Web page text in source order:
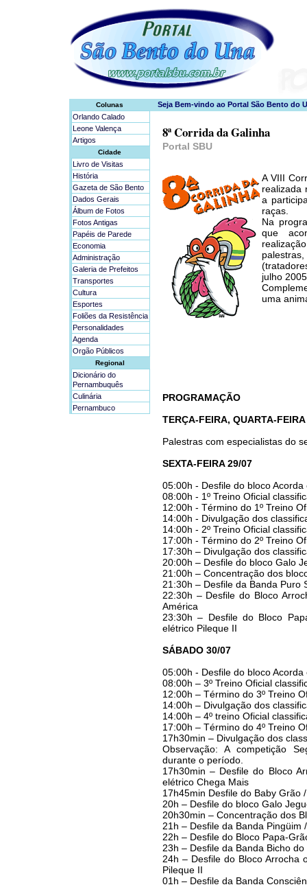
Colunas
Orlando Calado
Leone Valença
Artigos
Cidade
Livro de Visitas
História
Gazeta de São Bento
Dados Gerais
Álbum de Fotos
Fotos Antigas
Papéis de Parede
Economia
Administração
Galeria de Prefeitos
Transportes
Cultura
Esportes
Foliões da Resistência
Personalidades
Agenda
Orgão Públicos
Regional
Dicionário do
Pernambuquês
Culinária
Pernambuco
8ª Corrida da Galinha
Portal SBU
A VIII
realizada
a
raças.
Na
que
julho
uma
PROGRAMAÇÃO
TERÇA-FEIRA, QUARTA-
Palestras com especialistas do
SEXTA-FEIRA 29/07
05:00h - Desfile do bloco
08:00h - 1º Treino Oficial
12:00h - Término do 1º Treino
14:00h - Divulgação dos
14:00h - 2º Treino Oficial
17:00h - Término do 2º Treino
17:30h – Divulgação dos
20:00h – Desfile do bloco Galo
21:00h – Concentração dos
21:30h – Desfile da Banda Puro
22:30h – Desfile do Bloco
América
23:30h – Desfile do Bloco
elétrico Pileque II
SÁBADO 30/07
05:00h - Desfile do bloco
08:00h – 3º Treino Oficial
12:00h – Término do 3º Treino
14:00h – Divulgação dos
14:00h – 4º treino Oficial
17:00h – Término do 4º Treino
17h30min – Divulgação dos
Observação: A competição
durante o período.
17h30min – Desfile do Bloco
elétrico Chega Mais
17h45min Desfile do Baby Grão
20h – Desfile do bloco Galo
20h30min – Concentração dos
21h – Desfile da Banda Pingüim
22h – Desfile do Bloco Papa-
23h – Desfile da Banda Bicho
24h – Desfile do Bloco Arrocha
Pileque II
01h – Desfile da Banda